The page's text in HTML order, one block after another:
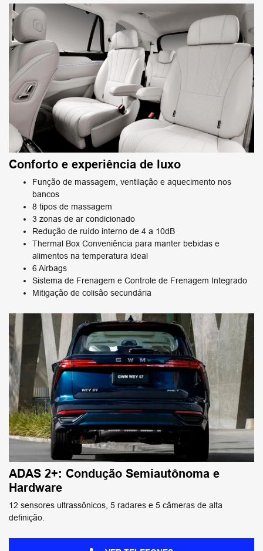
Conforto e experiência de luxo
Função de massagem, ventilação e aquecimento nos
bancos
8 tipos de massagem
3 zonas de ar condicionado
Redução de ruído interno de 4 a 10dB
Thermal Box Conveniência para manter bebidas e
alimentos na temperatura ideal
6 Airbags
Sistema de Frenagem e Controle de Frenagem Integrado
Mitigação de colisão secundária
ADAS 2+: Condução Semiautônoma e
Hardware
12 sensores ultrassônicos, 5 radares e 5 câmeras de alta
definição.